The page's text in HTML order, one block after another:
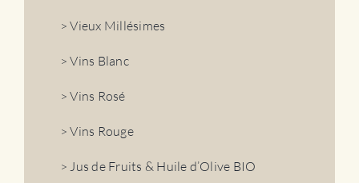
> Vieux Millésimes
> Vins Blanc
> Vins Rosé
> Vins Rouge
> Jus de Fruits & Huile d’Olive BIO